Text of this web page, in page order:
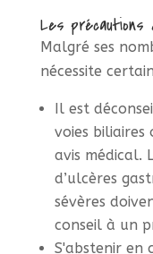
Les précautions
Malgré ses
nécessite
Il est
voies biliaires
avis médical.
d’ulcères
sévères
conseil à un
S'abstenir en